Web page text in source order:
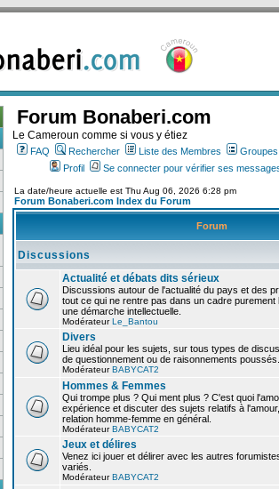
Forum Bonaberi.com
Le Cameroun comme si vous y étiez
FAQ Rechercher Liste des Membres
Profil
Se connecter pour vérifier ses
La date/heure actuelle est Thu Aug 06, 2026 6:28 pm
Forum Bonaberi.com Index du Forum
Forum
Discussions
Actualité et débats dits sérieux
Discussions autour de l'actualité du pays et des
tout ce qui ne rentre pas dans un cadre
une démarche intellectuelle.
ModérateurLe_Bantou
Divers
Lieu idéal pour les sujets, sur tous types de
de questionnement ou de raisonnements
ModérateurBABYCAT2
Hommes & Femmes
Qui trompe plus ? Qui ment plus ? C'est quoi
expérience et discuter des sujets relatifs à
relation homme-femme en général.
ModérateurBABYCAT2
Jeux et délires
Venez ici jouer et délirer avec les autres
variés.
ModérateurBABYCAT2